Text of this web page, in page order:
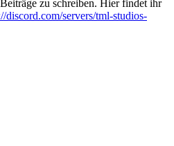
zu schreiben. Hier findet ihr
discord.com/servers/tml-studios-